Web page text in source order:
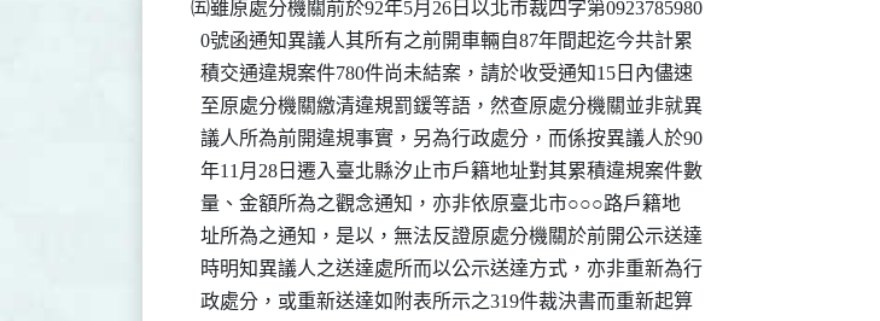
  ㈤雖原處分機關前於92年5月26日以北市裁四字第0923785980
    0號函通知異議人其所有之前開車輛自87年間起迄今共計累
    積交通違規案件780件尚未結案，請於收受通知15日內儘速
    至原處分機關繳清違規罰鍰等語，然查原處分機關並非就異
    議人所為前開違規事實，另為行政處分，而係按異議人於90
    年11月28日遷入臺北縣汐止市戶籍地址對其累積違規案件數
    量、金額所為之觀念通知，亦非依原臺北市○○○路戶籍地
    址所為之通知，是以，無法反證原處分機關於前開公示送達
    時明知異議人之送達處所而以公示送達方式，亦非重新為行
    政處分，或重新送達如附表所示之319件裁決書而重新起算